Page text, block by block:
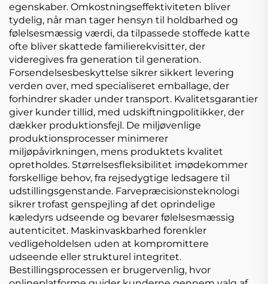
egenskaber. Omkostningseffektiviteten bliver
tydelig, når man tager hensyn til holdbarhed og
følelsesmæssig værdi, da tilpassede stoffede katte
ofte bliver skattede familierekvisitter, der
videregives fra generation til generation.
Forsendelsesbeskyttelse sikrer sikkert levering
verden over, med specialiseret emballage, der
forhindrer skader under transport. Kvalitetsgarantier
giver kunder tillid, med udskiftningpolitikker, der
dækker produktionsfejl. De miljøvenlige
produktionsprocesser minimerer
miljøpåvirkningen, mens produktets kvalitet
opretholdes. Størrelsesfleksibilitet imødekommer
forskellige behov, fra rejsedygtige ledsagere til
udstillingsgenstande. Farvepræcisionsteknologi
sikrer trofast genspejling af det oprindelige
kæledyrs udseende og bevarer følelsesmæssig
autenticitet. Maskinvaskbarhed forenkler
vedligeholdelsen uden at kompromittere
udseende eller strukturel integritet.
Bestillingsprocessen er brugervenlig, hvor